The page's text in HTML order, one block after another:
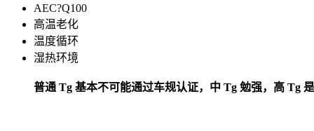
AEC?Q100
高温老化
温度循环
湿热环境
普通 Tg 基本不可能通过车规认证，中 Tg 勉强，高 Tg